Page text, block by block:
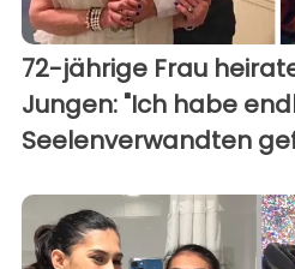
72-jährige Frau
Jungen: "Ich habe
Seelenverwandten